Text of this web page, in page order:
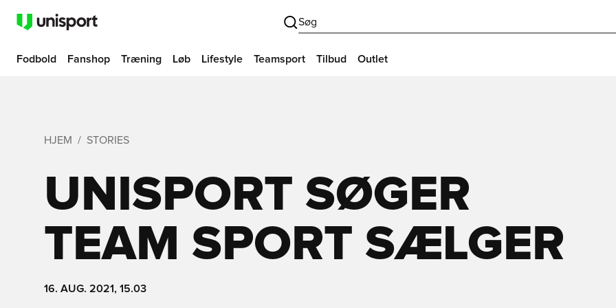
Søg
Fodbold Fanshop Træning Løb Lifestyle Teamsport Tilbud Outlet
HJEM STORIES
UNISPORT SØGER
TEAM SPORT SÆLGER
16. AUG. 2021, 15.03